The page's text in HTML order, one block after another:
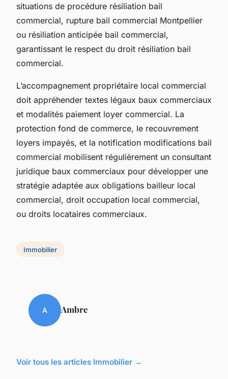
situations de procédure résiliation bail
commercial, rupture bail commercial Montpellier
ou résiliation anticipée bail commercial,
garantissant le respect du droit résiliation bail
commercial.
L’accompagnement propriétaire local commercial
doit appréhender textes légaux baux commerciaux
et modalités paiement loyer commercial. La
protection fond de commerce, le recouvrement
loyers impayés, et la notification modifications bail
commercial mobilisent régulièrement un consultant
juridique baux commerciaux pour développer une
stratégie adaptée aux obligations bailleur local
commercial, droit occupation local commercial,
ou droits locataires commerciaux.
Immobilier
A Ambre
Voir tous les articles Immobilier →